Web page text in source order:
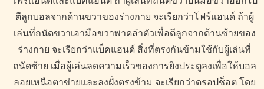
ตีลูกบอลจากด้านขวาของร่างกาย จะเรียกว่าโฟร์แฮนด์ ถ้าผู้
เล่นที่ถนัดขวาเอามือขวาพาดลำตัวเพื่อตีลูกจากด้านซ้ายของ
ร่างกาย จะเรียกว่าแบ็คแฮนด์ สิ่งที่ตรงกันข้ามใช้กับผู้เล่นที่
ถนัดซ้าย เมื่อผู้เล่นลดความเร็วของการยิงประตูลงเพื่อให้บอล
ลอยเหนือตาข่ายและลงฝั่งตรงข้าม จะเรียกว่าดรอปช็อต โดย